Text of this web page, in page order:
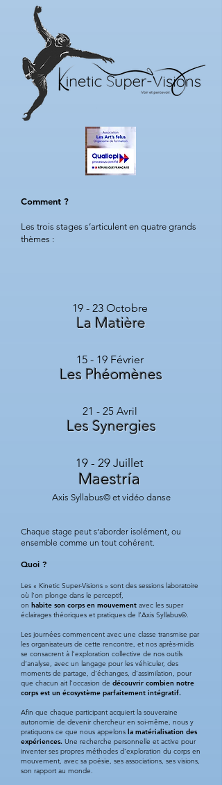
Comment ?
Les trois stages s’articulent en quatre grands
thèmes :
19 - 23 Octobre
La Matière
15 - 19 Février
Les Phéomènes
21 - 25 Avril
Les Synergies
19 - 29 Juillet
Maestría
Axis Syllabus© et vidéo danse
Chaque stage peut s’aborder isolément, ou
ensemble comme un tout cohérent.
Quoi ?
Les « Kinetic Super-Visions » sont des sessions laboratoire
où l'on plonge dans le perceptif,
on habite son corps en mouvement avec les super
éclairages théoriques et pratiques de l’Axis Syllabus©.
Les journées commencent avec une classe transmise par
les organisateurs de cette rencontre, et nos après-midis
se consacrent à l’exploration collective de nos outils
d’analyse, avec un langage pour les véhiculer, des
moments de partage, d’échanges, d’assimilation, pour
que chacun ait l’occasion de découvrir combien notre
corps est un écosystème parfaitement intégratif.
Afin que chaque participant acquiert la souveraine
autonomie de devenir chercheur en soi-même, nous y
pratiquons ce que nous appelons la matérialisation des
expériences. Une recherche personnelle et active pour
inventer ses propres méthodes d’exploration du corps en
mouvement, avec sa poésie, ses associations, ses visions,
son rapport au monde.